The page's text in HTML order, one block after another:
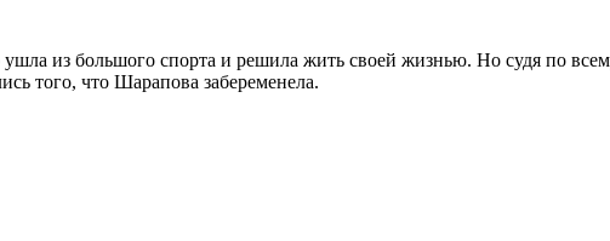
из большого спорта и решила жить своей жизнью. Но судя по
того, что Шарапова забеременела.